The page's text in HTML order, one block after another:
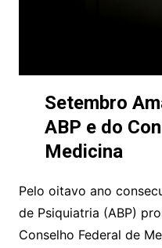
Setembro
ABP e do
Medicina
Pelo oitavo ano
de Psiquiatria (ABP)
Conselho Federal de